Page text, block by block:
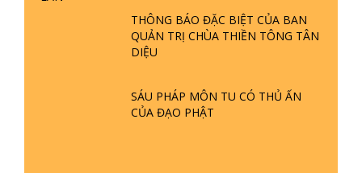
THÔNG BÁO ĐẶC BIỆT CỦA BAN
QUẢN TRỊ CHÙA THIỀN TÔNG TÂN
DIỆU
SÁU PHÁP MÔN TU CÓ THỦ ẤN
CỦA ĐẠO PHẬT
GIẢI ĐÁP THIỀN TÔNG ĐẶC BIỆT P21